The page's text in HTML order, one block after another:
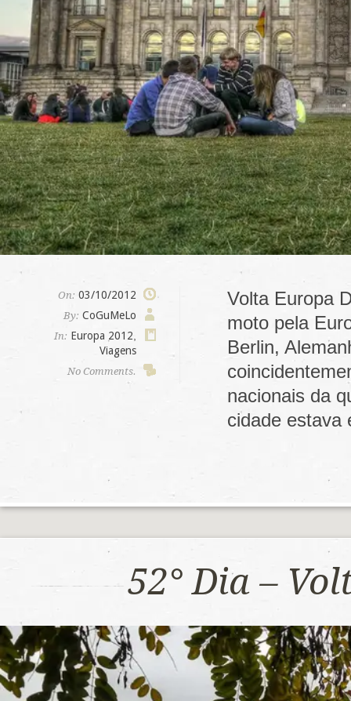
On: 03/10/2012
By: CoGuMeLo
In: Europa 2012
Viagens
No Comments.
Volta Europa
moto pela
Berlin,
nacionais da
cidade
52° Dia –